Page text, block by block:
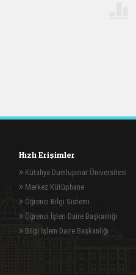
Hızlı Erişimler
Kütahya Dumlupınar Üniversitesi
Merkez Kütüphane
Öğrenci Bilgi Sistemi
Öğrenci İşleri Daire Başkanlığı
Bilgi İşlem Daire Başkanlığı